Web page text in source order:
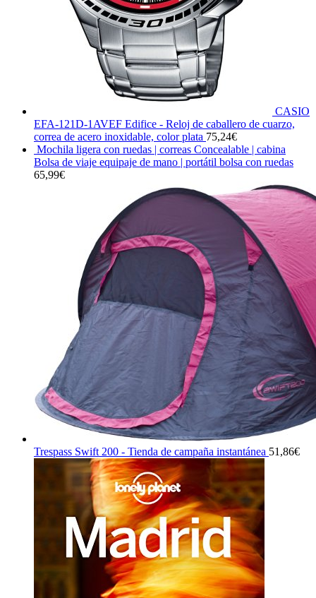
CASIO
EFA-121D-1AVEF Edifice - Reloj de caballero de cuarzo,
correa de acero inoxidable, color plata 75,24€
Mochila ligera con ruedas | correas Concealable | cabina
Bolsa de viaje equipaje de mano | portátil bolsa con ruedas
65,99€
Trespass Swift 200 - Tienda de campaña instantánea 51,86€